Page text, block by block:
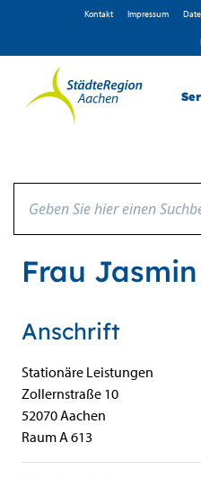
Zum Hauptinhalt springen
Zum Hauptinhalt
Kontakt Impressum
Frau
Anschrift
Stationäre Leistungen
Zollernstraße 10
52070Aachen
Raum A 613